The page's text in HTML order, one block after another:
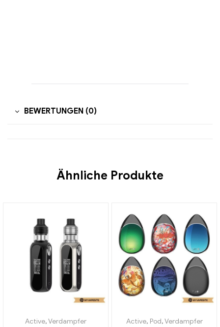
BEWERTUNGEN (0)
Ähnliche Produkte
Active,Verdampfer
Active, Pod,Verdampfer